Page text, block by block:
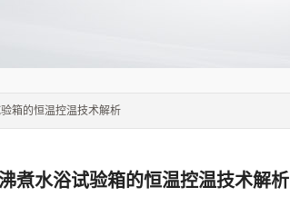
箱的恒温控温技术解析
煮水浴试验箱的恒温控温技术解析